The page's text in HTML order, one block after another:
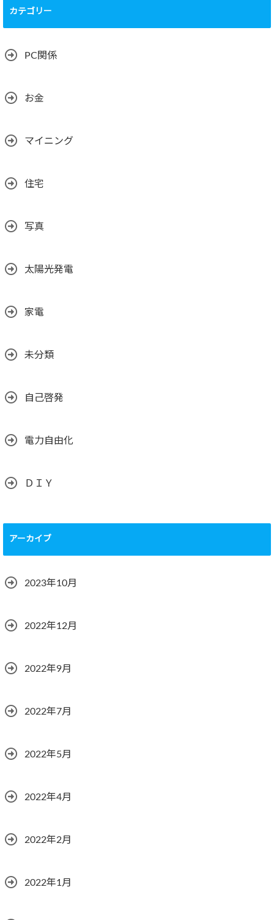
カテゴリー
PC関係
お金
マイニング
住宅
写真
太陽光発電
家電
未分類
自己啓発
電力自由化
ＤＩＹ
アーカイブ
2023年10月
2022年12月
2022年9月
2022年7月
2022年5月
2022年4月
2022年2月
2022年1月